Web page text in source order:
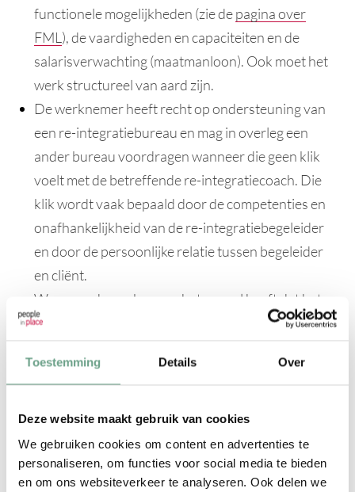
Toestemming Details Over
Deze website maakt gebruik van cookies
We gebruiken cookies om content en advertenties te
personaliseren, om functies voor social media te bieden
en om ons websiteverkeer te analyseren. Ook delen we
functionele mogelijkheden (zie depagina over
FML ), de vaardigheden en capaciteiten en de
salarisverwachting (maatmanloon). Ook moet het
werk structureel van aard zijn.
De werknemer heeft recht op ondersteuning van
een re-integratiebureau en mag in overleg een
ander bureau voordragen wanneer die geen klik
voelt met de betreffende re-integratiecoach. Die
klik wordt vaak bepaald door de competenties en
onafhankelijkheid van de re-integratiebegeleider
en door de persoonlijke relatie tussen begeleider
en cliënt.
Wanneer de werknemer het gevoel heeft dat het
re-integratietraject niet naar behoren verloopt, of
aanwijzingen voor heeft, mag die een
UWV.